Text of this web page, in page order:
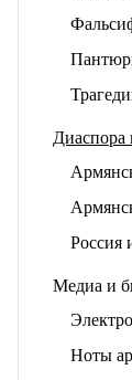
Россия
Медиа и
Ноты